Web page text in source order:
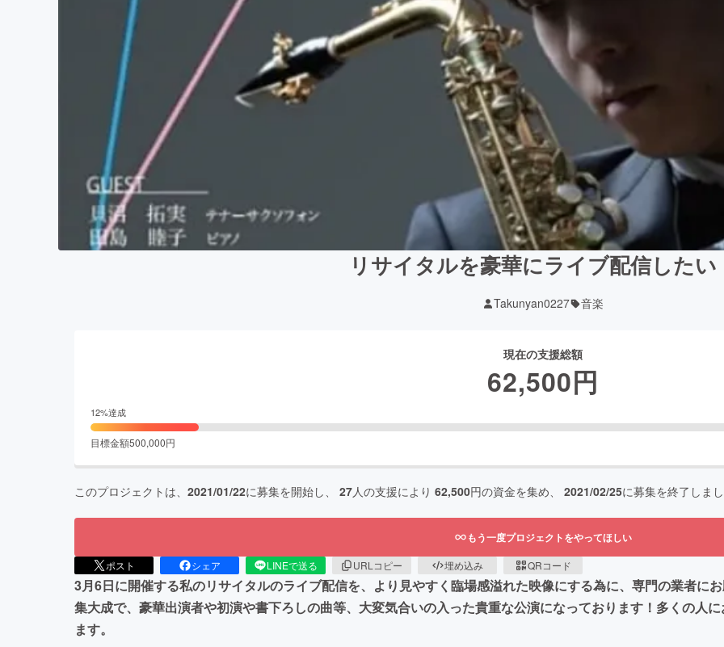
リサイタルを豪華にライブ配信したい
Takunyan0227 音楽
現在の支援総額
62,500円
12%達成
目標金額500,000円
このプロジェクトは、 2021/01/22に募集を開始し、 27人の支援により 62,500円の資金を集め、 2021/02/25に募集を終了しま
もう一度プロジェクトをやってほしい
ポスト シェア LINEで送る URLコピー 埋め込み QRコード
3月6日に開催する私のリサイタルのライブ配信を、より見やすく臨場感溢れた映像にする為に、専門の業者に
集大成で、豪華出演者や初演や書下ろしの曲等、大変気合いの入った貴重な公演になっております！多くの人
ます。